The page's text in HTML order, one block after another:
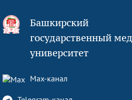
Башкирский
государственный
университет
Max-канал